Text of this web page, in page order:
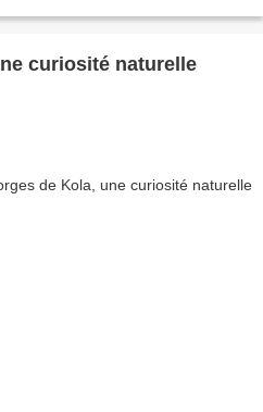
curiosité naturelle